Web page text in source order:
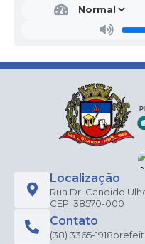
Localização
Rua Dr. Candido
CEP: 38570-000
Contato
(38) 3365-1918